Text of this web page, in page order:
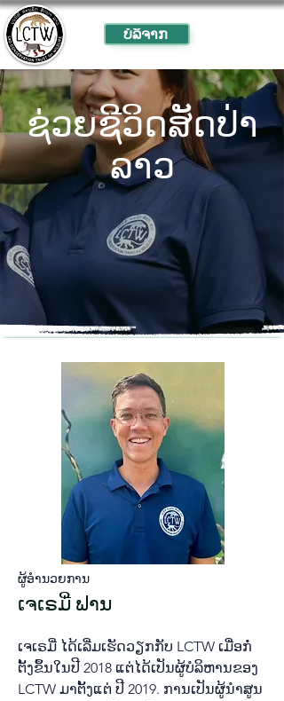
ບໍ​ລິ​ຈາກ
ຊ່ວຍ​ຊີ​ວິດ​ສັດ​ປ່າ​
ລາວ
ຜູ້​ອຳ​ນວຍ​ການ​
​ເຈ​ເຣ​ມີ່ ຟານ
ເຈ​ເຣ​ມີ່ ໄດ້​ເລີ່ມ​​ເຮັດ​ວຽກກັບ LCTW ເມື່ອ​ກໍ່​
ຕັ້ງ​ຂຶ້ນ​ໃນ​ປີ 2018 ແຕ່​ໄດ້​ເປັນ​ຜູ້​ບໍ​ລິ​ຫານ​ຂອງ
LCTW ມາ​ຕັ້ງ​ແຕ່ ປີ 2019. ການ​ເປັນ​ຜູ້​ນຳ​ສູນ​